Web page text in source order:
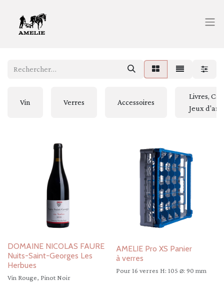
Vin Verres Accessoires
Livres,
Jeux
DOMAINE NICOLAS FAURE
Nuits-Saint-Georges Les
Herbues
Vin Rouge, Pinot Noir
AMELIE Pro XS Panier
à verres
Pour 16 verres H: 105 ⌀: 90 mm